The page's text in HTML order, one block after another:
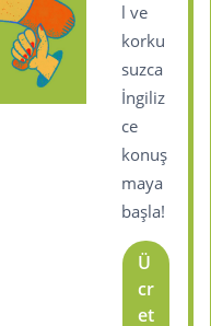
l ve
korku
suzca
İngiliz
ce
konuş
maya
başla!
Ü
cr
et